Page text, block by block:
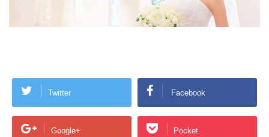
Twitter Facebook
Google+ Pocket